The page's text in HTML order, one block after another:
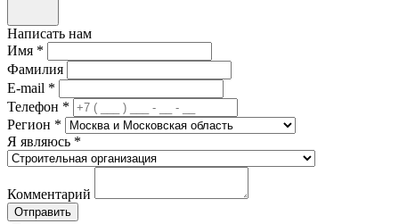
Написать нам
Имя *
Фамилия
E-mail *
Телефон *
Регион *
Я являюсь *
Комментарий
Отправить